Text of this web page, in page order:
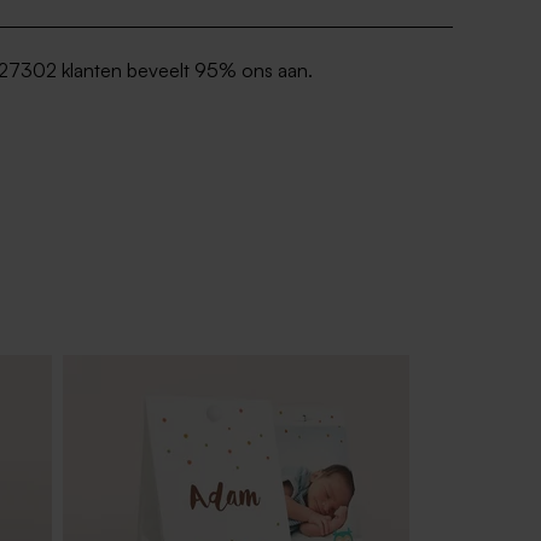
klanten beveelt 95% ons aan.